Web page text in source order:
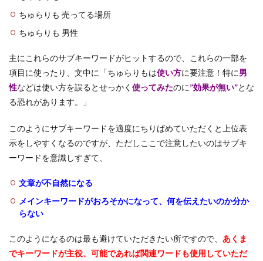
ちゅらりも 売ってる場所
ちゅらりも 男性
主にこれらのサブキーワードがヒットするので、これらの一部を
項目に使ったり、文中に「ちゅらりもは使い方に要注意！特に男
性などは使い方を誤るとせっかく 使ってみたのに”効果が無い”とな
る恐れがあります。」
このようにサブキーワードを適度にちりばめていただくと上位表
示をしやすくなるのですが、ただしここで注意したいのはサブキ
ーワードを意識しすぎて、
文章が不自然になる
メインキーワードがおろそかになって、何を伝えたいのか分か
らない
このようになるのは最も避けていただきたい所ですので、 あくま
でキーワードが主役、可能であれば関連ワードも使用していただ